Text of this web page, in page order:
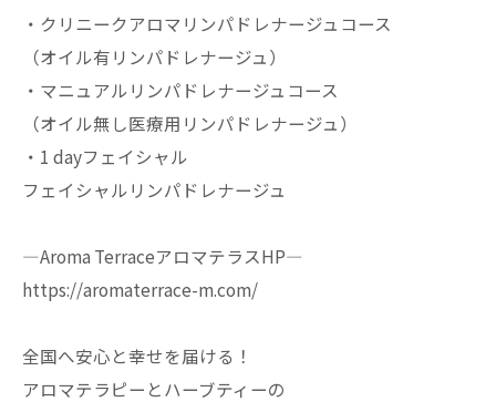
・クリニークアロマリンパドレナージュコース
（オイル有リンパドレナージュ）
・マニュアルリンパドレナージュコース
（オイル無し医療用リンパドレナージュ）
・1 dayフェイシャル
フェイシャルリンパドレナージュ
—Aroma TerraceアロマテラスHP—
https://aromaterrace-m.com/
全国へ安心と幸せを届ける！
アロマテラピーとハーブティーの